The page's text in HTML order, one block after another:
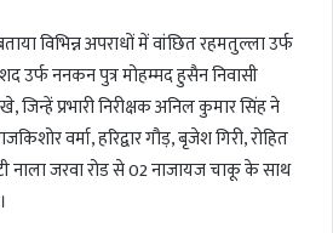
विभिन्न अपराधों में वांछित रहमतुल्ला उर्फ
उर्फ ननकन पुत्र मोहम्मद हुसैन निवासी
प्रभारी निरीक्षक अनिल कुमार सिंह ने
वर्मा, हरिद्वार गौड़, बृजेश गिरी, रोहित
नाला जरवा रोड से 02 नाजायज चाकू के साथ